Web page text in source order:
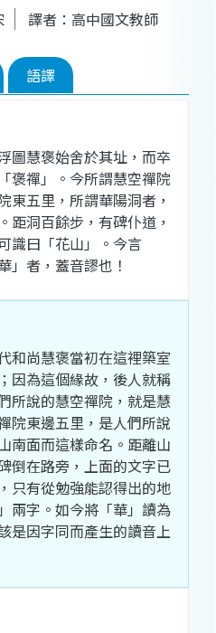
譯者：高中國文教師
語譯
圖慧褒始舍於其址 ， 而卒
「褒禪」。 今所謂慧空禪院
東五里 ， 所謂華陽洞者 ，
。 距洞百餘步 ， 有碑仆道 ，
識曰 「花山 」。 今言
」 者 ， 蓋音謬也 ！
和尚慧褒當初在這裡築室
； 因為這個緣故 ， 後人就稱
所說的慧空禪院 ， 就是慧
院東邊五里 ， 是人們所說
南面而這樣命名 。 距離山
倒在路旁 ， 上面的文字已
， 只有從勉強能認得出的地
」 兩字 。 如今將 「華」 讀為
是因字同而產生的讀音上